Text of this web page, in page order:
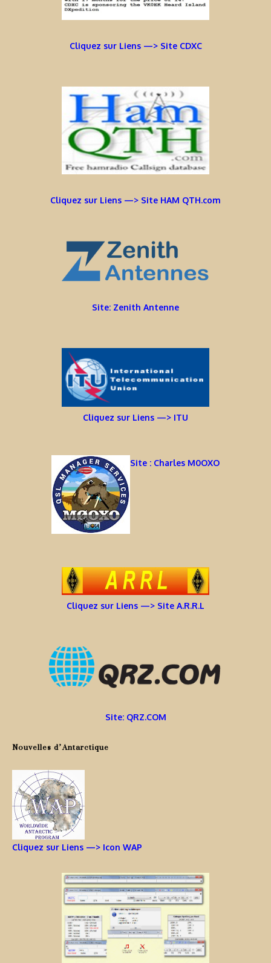
Cliquez sur Liens —> Site CDXC
Cliquez sur Liens —> Site HAM QTH.com
Site: Zenith Antenne
Cliquez sur Liens —> ITU
Site : Charles M0OXO
Cliquez sur Liens —> Site A.R.R.L
Site: QRZ.COM
Nouvelles d’Antarctique
Cliquez sur Liens —> Icon WAP